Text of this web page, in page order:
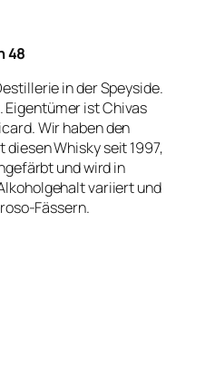
48
in der Speyside.
Eigentümer ist Chivas
Wir haben den
diesen Whisky seit 1997,
und wird in
variiert und
Fässern.